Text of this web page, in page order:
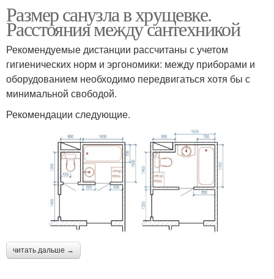
Размер санузла в хрущевке.
Расстояния между сантехникой
Рекомендуемые дистанции рассчитаны с учетом
гигиенических норм и эргономики: между приборами и
оборудованием необходимо передвигаться хотя бы с
минимальной свободой.
Рекомендации следующие.
читать дальше →